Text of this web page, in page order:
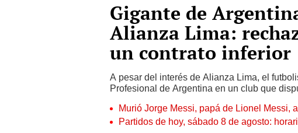
Gigante de
Alianza Lima:
un contrato inferior
A pesar del interés de Alianza Lima, el
Profesional de Argentina en un club que
Murió Jorge Messi, papá de Lionel Messi,
Partidos de hoy, sábado 8 de agosto: